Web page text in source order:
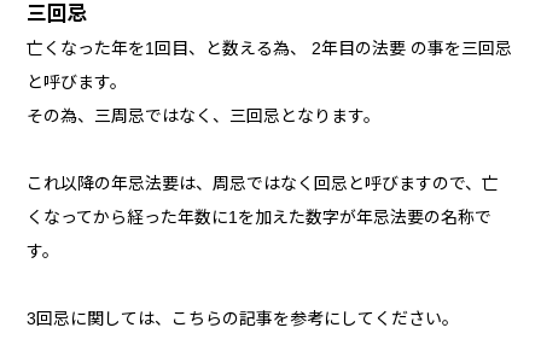
三回忌
亡くなった年を1回目、と数える為、 2年目の法要 の事を三回忌
と呼びます。
その為、三周忌ではなく、三回忌となります。
これ以降の年忌法要は、周忌ではなく回忌と呼びますので、亡
くなってから経った年数に1を加えた数字が年忌法要の名称で
す。
3回忌に関しては、こちらの記事を参考にしてください。